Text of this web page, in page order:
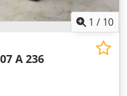
1 / 10
A 236